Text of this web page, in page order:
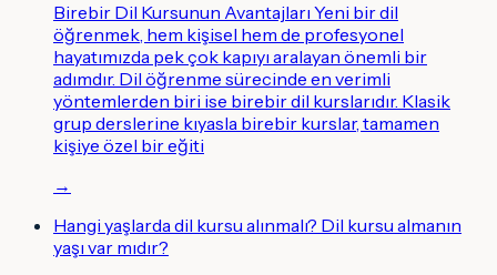
Birebir Dil Kursunun Avantajları Yeni bir dil
öğrenmek, hem kişisel hem de profesyonel
hayatımızda pek çok kapıyı aralayan önemli bir
adımdır. Dil öğrenme sürecinde en verimli
yöntemlerden biri ise birebir dil kurslarıdır. Klasik
grup derslerine kıyasla birebir kurslar, tamamen
kişiye özel bir eğiti
→
Hangi yaşlarda dil kursu alınmalı? Dil kursu almanın
yaşı var mıdır?